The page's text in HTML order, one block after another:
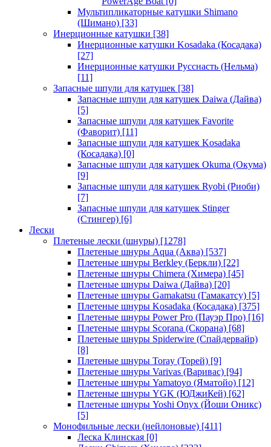
Мультипликаторные катушки Shimano
(Шимано) [33]
Инерционные катушки [38]
Инерционные катушки Kosadaka (Косадака)
[27]
Инерционные катушки Русснасть (Нельма)
[11]
Запасные шпули для катушек [38]
Запасные шпули для катушек Daiwa (Дайва)
[5]
Запасные шпули для катушек Favorite
(Фаворит) [11]
Запасные шпули для катушек Kosadaka
(Косадака) [0]
Запасные шпули для катушек Okuma (Окума)
[9]
Запасные шпули для катушек Ryobi (Риоби)
[7]
Запасные шпули для катушек Stinger
(Стингер) [6]
Лески
Плетеные лески (шнуры) [1278]
Плетеные шнуры Aqua (Аква) [537]
Плетеные шнуры Berkley (Беркли) [22]
Плетеные шнуры Chimera (Химера) [45]
Плетеные шнуры Daiwa (Дайва) [20]
Плетеные шнуры Gamakatsu (Гамакатсу) [5]
Плетеные шнуры Kosadaka (Косадака) [375]
Плетеные шнуры Power Pro (Пауэр Про) [16]
Плетеные шнуры Scorana (Скорана) [68]
Плетеные шнуры Spiderwire (Спайдервайр)
[8]
Плетеные шнуры Toray (Торей) [9]
Плетеные шнуры Varivas (Варивас) [94]
Плетеные шнуры Yamatoyo (Яматойо) [12]
Плетеные шнуры YGK (ЮДжиКей) [62]
Плетеные шнуры Yoshi Onyx (Йоши Оникс)
[5]
Монофильные лески (нейлоновые) [411]
Леска Клинская [0]